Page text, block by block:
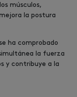
músculos,
la postura
se ha comprobado
la fuerza
y contribuye a la